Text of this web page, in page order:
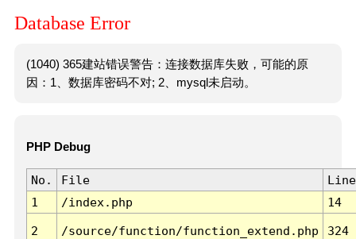
Database Error
(1040) 365建站错误警告：连接数据库失败，可能的原
因：1、数据库密码不对; 2、mysql未启动。
PHP Debug
No. File
Line
1
/index.php 14
2 /source/function/function_extend.php 324